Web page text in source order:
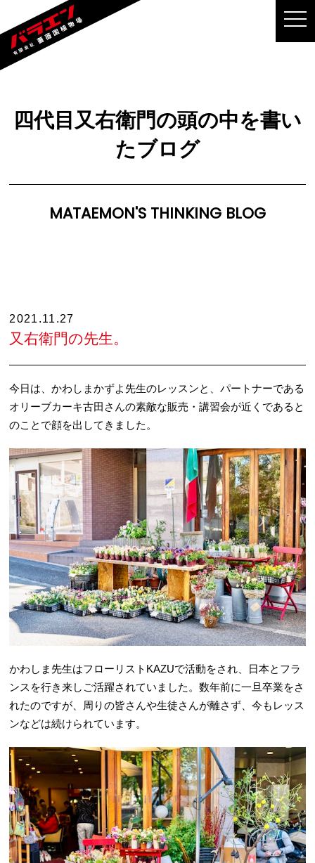
四代目又右衛門の頭の中を書い
たブログ
MATAEMON'S THINKING BLOG
2021.11.27
又右衛門の先生。
今日は、かわしまかずよ先生のレッスンと、パートナーである
オリーブカーキ古田さんの素敵な販売・講習会が近くであると
のことで顔を出してきました。
かわしま先生はフローリストKAZUで活動をされ、日本とフラ
ンスを行き来しご活躍されていました。数年前に一旦卒業をさ
れたのですが、周りの皆さんや生徒さんが離さず、今もレッス
ンなどは続けられています。